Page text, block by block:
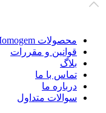
محصولات Momogem
قوانین و مقررات
بلاگ
تماس با ما
درباره ما
سوالات متداول